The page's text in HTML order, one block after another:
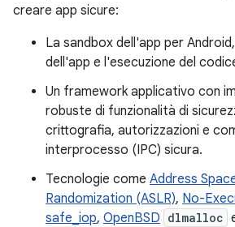
creare app sicure:
La sandbox dell'app per
dell'app e l'esecuzione del
Un framework applicativo con
robuste di funzionalità di
crittografia, autorizzazioni e
interprocesso (IPC) sicura.
Tecnologie come Address
Randomization (ASLR), No-
safe_iop, OpenBSD dlmalloc